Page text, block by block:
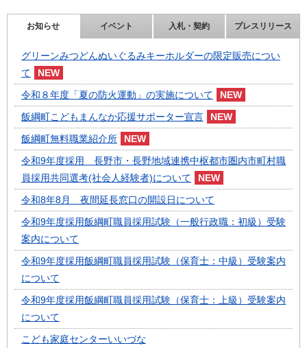
お知らせ イベント 入札・契約 プレスリリース
グリーンみつどんぬいぐるみキーホルダーの限定販売につい
て
令和８年度「夏の防火運動」の実施について
飯綱町こどもまんなか応援サポーター宣言
飯綱町無料職業紹介所
令和9年度採用 長野市・長野地域連携中枢都市圏内市町村職
員採用共同選考(社会人経験者)について
令和8年8月 夜間延長窓口の開設日について
令和9年度採用飯綱町職員採用試験（一般行政職：初級）受験
案内について
令和9年度採用飯綱町職員採用試験（保育士：中級）受験案内
について
令和9年度採用飯綱町職員採用試験（保育士：上級）受験案内
について
こども家庭センターいいづな